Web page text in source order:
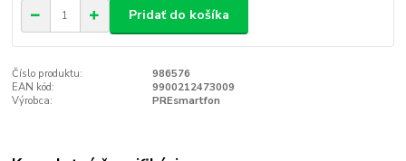
Pridať do košíka
Číslo produktu:
986576
EAN kód:
9900212473009
Výrobca:
PREsmartfon